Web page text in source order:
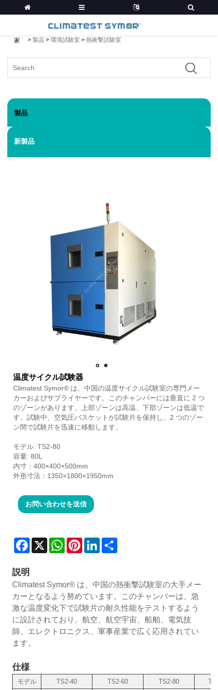
家 > 製品 > 環境試験室 > 熱衝撃試験室
製品
新製品
温度サイクル試験器
Climatest Symor® は、中国の温度サイクル試験室の専門メー
カーおよびサプライヤーです。このチャンバーには垂直に 2 つ
のゾーンがあります。上部ゾーンは高温、下部ゾーンは低温で
す。試験中、空気圧バスケットが試験片を保持し、2 つのゾー
ン間で試験片を迅速に移動します。
モデル: TS2-80
容量: 80L
内寸：400×400×500mm
外形寸法：1350×1800×1950mm
お問い合わせを送信
Facebook
X WhatsAppPinterestLinkedIn
説明
Climatest Symor® は、中国の熱衝撃試験室の大手メー
カーとなるよう努めています。このチャンバーは、急
激な温度変化下で試験片の耐久性能をテストするよう
に設計されており、航空、航空宇宙、船舶、電気技
師、エレクトロニクス、軍事産業で広く応用されてい
ます。
仕様
モデル TS2-40 TS2-60 TS2-80